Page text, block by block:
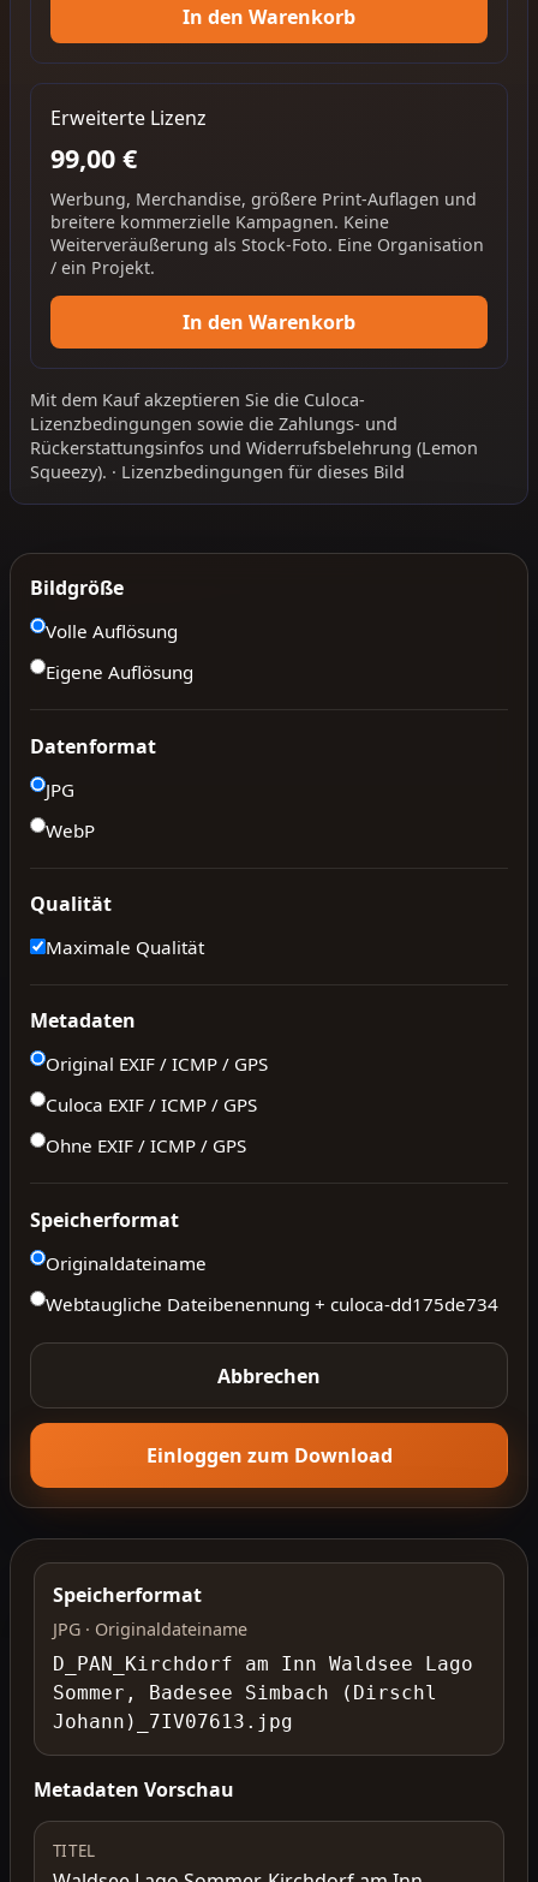
In den Warenkorb
Erweiterte Lizenz
99,00 €
Werbung, Merchandise, größere Print-Auflagen und
breitere kommerzielle Kampagnen. Keine
Weiterveräußerung als Stock-Foto. Eine Organisation
/ ein Projekt.
In den Warenkorb
Mit dem Kauf akzeptieren Sie die Culoca-
Lizenzbedingungen sowie die Zahlungs- und
Rückerstattungsinfos und Widerrufsbelehrung (Lemon
Squeezy). · Lizenzbedingungen für dieses Bild
Bildgröße
Volle Auflösung
Eigene Auflösung
Datenformat
JPG
WebP
Qualität
Maximale Qualität
Metadaten
Original EXIF / ICMP / GPS
Culoca EXIF / ICMP / GPS
Ohne EXIF / ICMP / GPS
Speicherformat
Originaldateiname
Webtaugliche Dateibenennung + culoca-dd175de734
Abbrechen
Einloggen zum Download
Speicherformat
JPG · Originaldateiname
D_PAN_Kirchdorf am Inn Waldsee Lago
Sommer, Badesee Simbach (Dirschl
Johann)_7IV07613.jpg
Metadaten Vorschau
TITEL